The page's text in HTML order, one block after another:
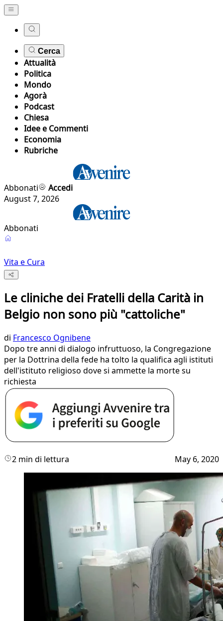
Cerca
Attualità
Politica
Mondo
Agorà
Podcast
Chiesa
Idee e Commenti
Economia
Rubriche
Abbonati
Accedi
August 7, 2026
Abbonati
Vita e Cura
Le cliniche dei Fratelli della Carità in
Belgio non sono più "cattoliche"
di Francesco Ognibene
Dopo tre anni di dialogo infruttuoso, la Congregazione
per la Dottrina della fede ha tolto la qualifica agli istituti
dell'istituto religioso dove si ammette la morte su
richiesta
2 min di lettura May 6, 2020